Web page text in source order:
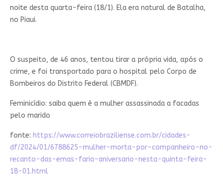
noite desta quarta-feira (18/1). Ela era natural de Batalha,
no Piaui.
O suspeito, de 46 anos, tentou tirar a própria vida, após o
crime, e foi transportado para o hospital pelo Corpo de
Bombeiros do Distrito Federal (CBMDF).
Feminicídio: saiba quem é a mulher assassinada a facadas
pelo marido
fonte: https://www.correiobraziliense.com.br/cidades-
df/2024/01/6788625-mulher-morta-por-companheiro-no-
recanto-das-emas-faria-aniversario-nesta-quinta-feira-
18-01.html